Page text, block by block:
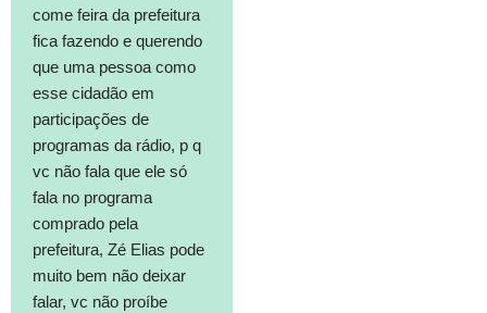
come feira da prefeitura
fica fazendo e querendo
que uma pessoa como
esse cidadão em
participações de
programas da rádio, p q
vc não fala que ele só
fala no programa
comprado pela
prefeitura, Zé Elias pode
muito bem não deixar
falar, vc não proíbe